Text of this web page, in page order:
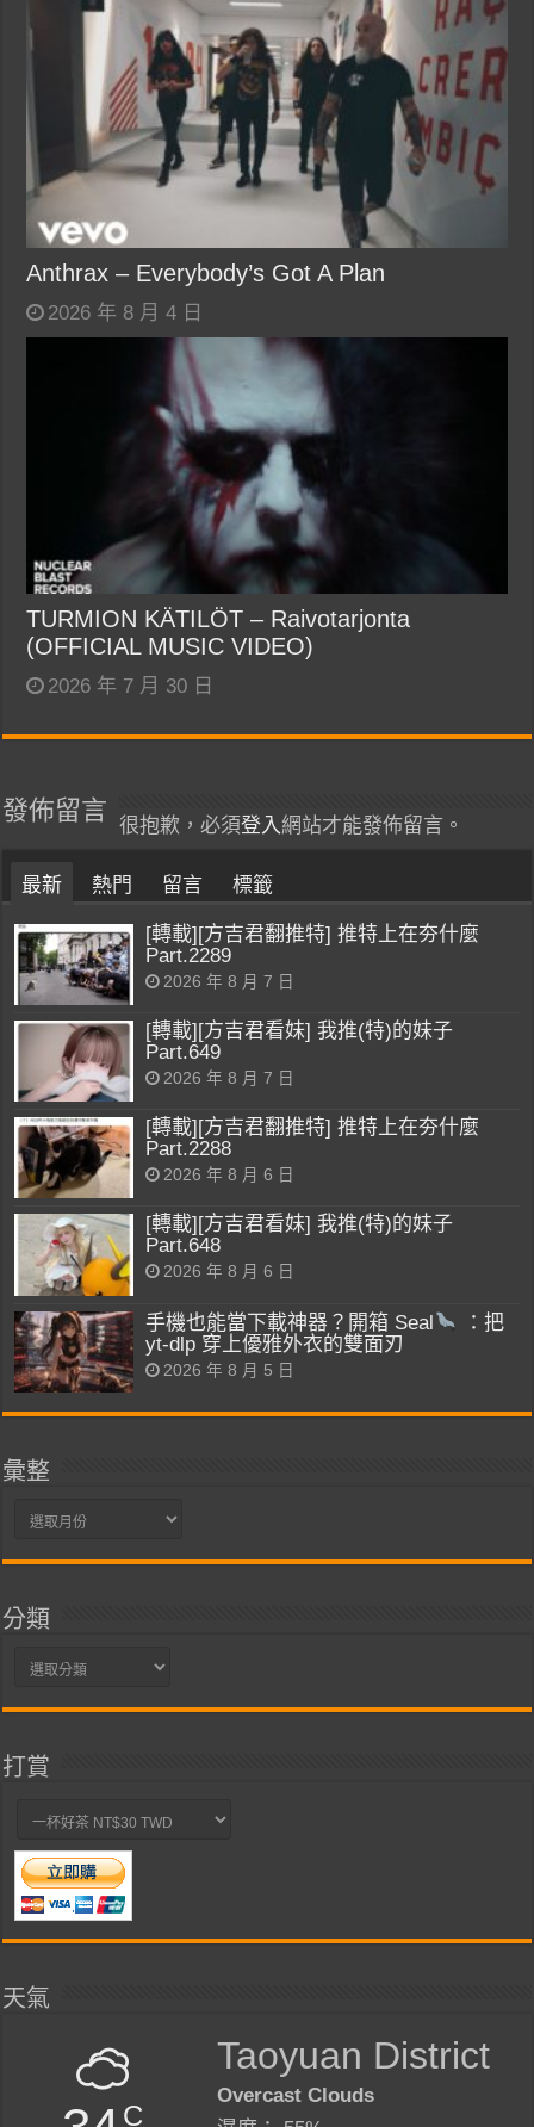
Anthrax – Everybody’s Got A Plan
2026 年 8 月 4 日
TURMION KÄTILÖT – Raivotarjonta
(OFFICIAL MUSIC VIDEO)
2026 年 7 月 30 日
發佈留言
很抱歉，必須登入網站才能發佈留言。
最新 熱門 留言 標籤
[轉載][方吉君翻推特] 推特上在夯什麼
Part.2289
2026 年 8 月 7 日
[轉載][方吉君看妹] 我推(特)的妹子
Part.649
2026 年 8 月 7 日
[轉載][方吉君翻推特] 推特上在夯什麼
Part.2288
2026 年 8 月 6 日
[轉載][方吉君看妹] 我推(特)的妹子
Part.648
2026 年 8 月 6 日
手機也能當下載神器？開箱 Seal
：把
yt-dlp 穿上優雅外衣的雙面刃
2026 年 8 月 5 日
彙整
彙
分類
分
打賞
天氣
C
Taoyuan District
Overcast Clouds